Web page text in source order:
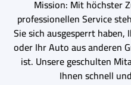
Mission: Mit höchster
professionellen Service
Sie sich ausgesperrt
oder Ihr Auto aus anderen
ist. Unsere geschulten
Ihnen schnell